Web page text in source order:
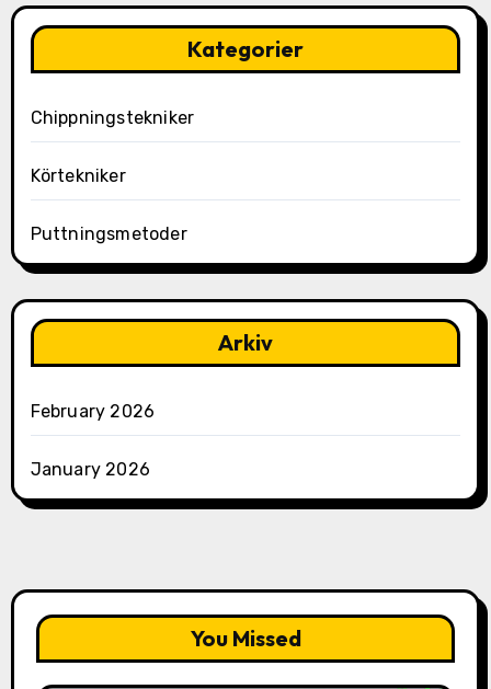
Kategorier
Chippningstekniker
Körtekniker
Puttningsmetoder
Arkiv
February 2026
January 2026
You Missed